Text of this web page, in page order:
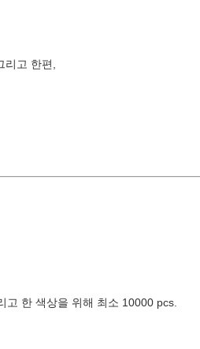
고 한편,
한 색상을 위해 최소 10000 pcs.